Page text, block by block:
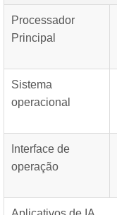
Processador
Principal
Sistema
operacional
Interface de
operação